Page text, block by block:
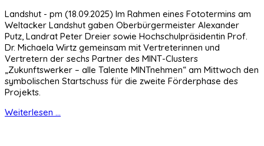
Landshut - pm (18.09.2025) Im Rahmen eines Fototermins am
Weltacker Landshut gaben Oberbürgermeister Alexander
Putz, Landrat Peter Dreier sowie Hochschulpräsidentin Prof.
Dr. Michaela Wirtz gemeinsam mit Vertreterinnen und
Vertretern der sechs Partner des MINT-Clusters
„Zukunftswerker – alle Talente MINTnehmen“ am Mittwoch den
symbolischen Startschuss für die zweite Förderphase des
Projekts.
Weiterlesen ...